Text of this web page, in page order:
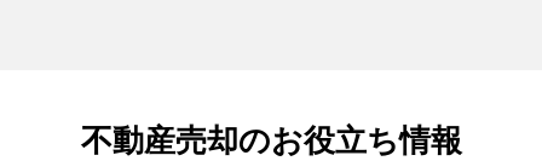
不動産売却のお役立ち情報